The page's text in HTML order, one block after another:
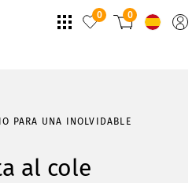
0 0
PARA UNA INOLVIDABLE
al cole